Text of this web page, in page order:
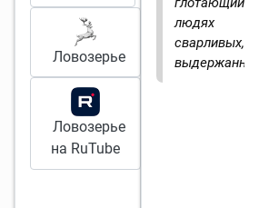
Ловозерье
Ловозерье
на RuTube
людях
сварливых, не
выдержанных.